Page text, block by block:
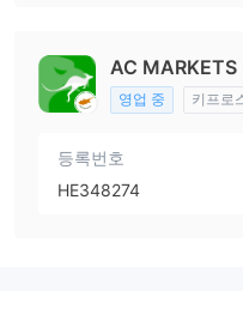
AC
영업 중 키프로
등록번호
HE348274